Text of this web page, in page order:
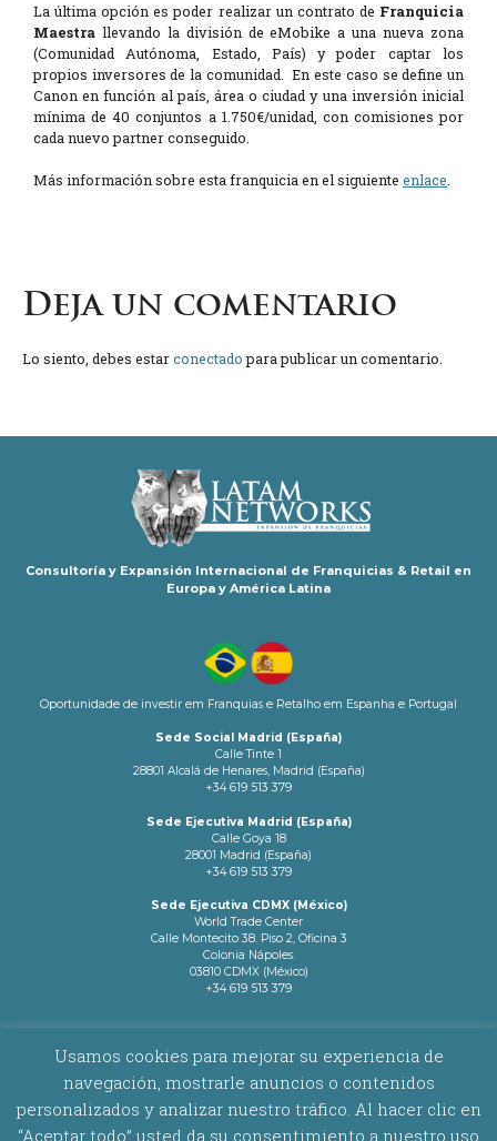
La última opción es poder realizar un contrato de Franquicia
Maestra llevando la división de eMobike a una nueva zona
(Comunidad Autónoma, Estado, País) y poder captar los
propios inversores de la comunidad. En este caso se define un
Canon en función al país, área o ciudad y una inversión inicial
mínima de 40 conjuntos a 1.750€/unidad, con comisiones por
cada nuevo partner conseguido.
Más información sobre esta franquicia en el siguiente enlace
Deja un comentario
Lo siento, debes estarconectadopara publicar un comentario.
Consultoría y Expansión Internacional de Franquicias & Retail en
Europa y América Latina
Oportunidade de investir em Franquias e Retalho em Espanha e Portugal
Sede Social Madrid (España)
Calle Tinte 1
28801 Alcalá de Henares, Madrid (España)
+34 619 513 379
Sede Ejecutiva Madrid (España)
Calle Goya 18
28001 Madrid (España)
+34 619 513 379
Sede Ejecutiva CDMX (México)
World Trade Center
Calle Montecito 38. Piso 2, Oficina 3
Colonia Nápoles.
03810 CDMX (México)
+34 619 513 379
AVISO LEGAL
Copyright © 2026 Latam Networks. Todos los derechos reservados.
Usamos cookies para mejorar su experiencia de
navegación, mostrarle anuncios o contenidos
personalizados y analizar nuestro tráfico. Al hacer clic en
“Aceptar todo” usted da su consentimiento a nuestro uso